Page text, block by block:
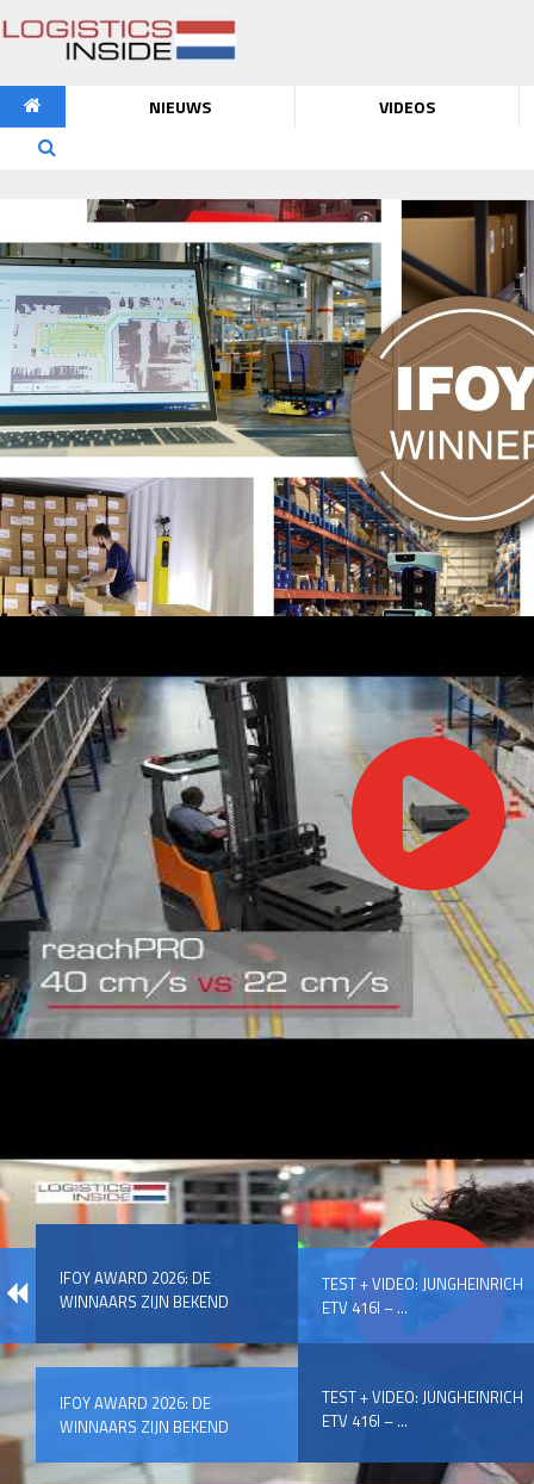
NIEUWS VIDEOS
IFOY AWARD 2026: DE
WINNAARS ZIJN BEKEND
TEST + VIDEO: JUNGHEINRICH
ETV 416I – ...
IFOY AWARD 2026: DE
WINNAARS ZIJN BEKEND
TEST + VIDEO: JUNGHEINRICH
ETV 416I – ...